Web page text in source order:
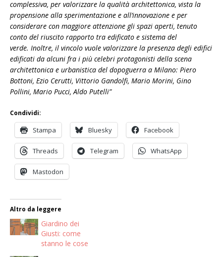
complessiva, per valorizzare la qualità architettonica, vista la
propensione alla sperimentazione e all’innovazione e per
considerare con maggiore attenzione gli spazi aperti, tenuto
conto del riuscito rapporto tra edificato e sistema del
verde. Inoltre, il vincolo vuole valorizzare la presenza degli edifici
edificati da alcuni fra i più celebri protagonisti della scena
architettonica e urbanistica del dopoguerra a Milano: Piero
Bottoni, Ezio Cerutti, Vittorio Gandolfi, Mario Morini, Gino
Pollini, Mario Pucci, Aldo Putelli”
Condividi:
Stampa Bluesky Facebook
Threads Telegram WhatsApp
Mastodon
Altro da leggere
Giardino dei
Giusti: come
stanno le cose